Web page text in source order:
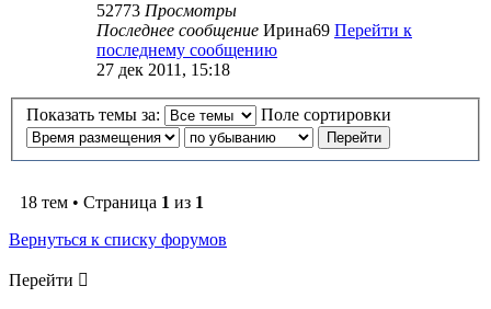
52773 Просмотры
Последнее сообщение Ирина69 Перейти к
последнему сообщению
27 дек 2011, 15:18
Показать темы за: Поле сортировки
18 тем • Страница 1 из 1
Вернуться к списку форумов
Перейти